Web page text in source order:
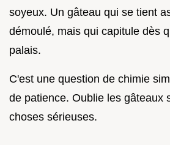
soyeux. Un gâteau qui se tient
démoulé, mais qui capitule dès
palais.
C'est une question de chimie
de patience. Oublie les gâteaux
choses sérieuses.